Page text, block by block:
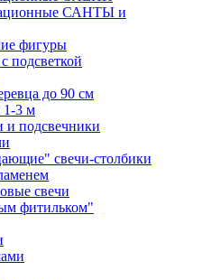
САНТЫ и
фигуры
подсветкой
до 90 см
1-3 м
и подсвечники
свечи-столбики
свечи
фитильком"